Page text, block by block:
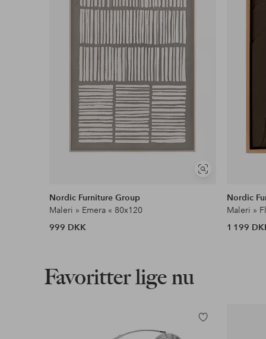
Se
Nordic Furniture Group
Maleri » Emera « 80x120
999 DKK
Nordic
Maleri »
1 199
Favoritter lige nu
Tilføj